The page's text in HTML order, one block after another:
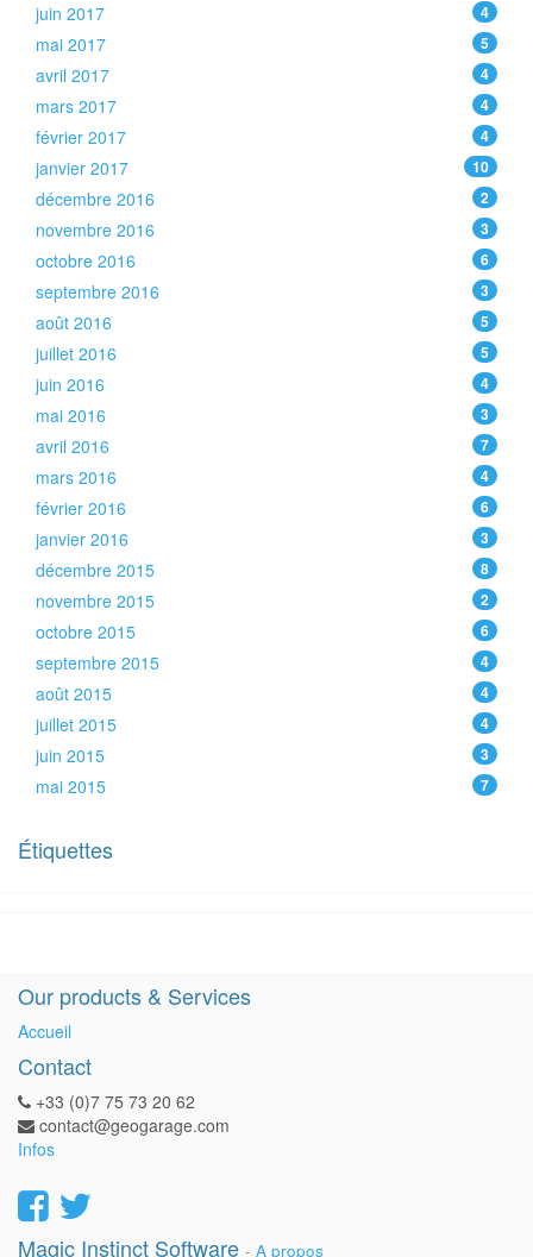
juin 2017 4
mai 2017 5
avril 2017 4
mars 2017 4
février 2017 4
janvier 2017 10
décembre 2016 2
novembre 2016 3
octobre 2016 6
septembre 2016 3
août 2016 5
juillet 2016 5
juin 2016 4
mai 2016 3
avril 2016 7
mars 2016 4
février 2016 6
janvier 2016 3
décembre 2015 8
novembre 2015 2
octobre 2015 6
septembre 2015 4
août 2015 4
juillet 2015 4
juin 2015 3
mai 2015 7
Étiquettes
Our products & Services
Accueil
Contact
+33 (0)7 75 73 20 62
contact@geogarage.com
Infos
Magic Instinct Software - A propos